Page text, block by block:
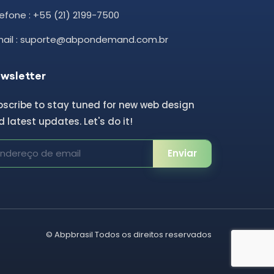
: +55 (21) 2199-7500
: suporte@abpondemand.com.br
to stay tuned for new web design
latest updates. Let's do it!
Enviar
© Abpbrasil Todos os direitos reservados